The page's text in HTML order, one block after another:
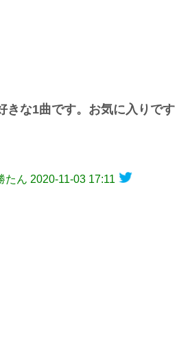
きな1曲です。お気に入りです
たん 2020-11-03 17:11